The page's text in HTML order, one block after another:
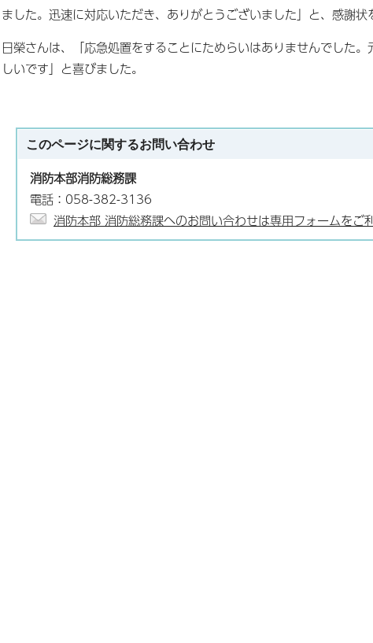
ました。迅速に対応いただき、ありがとうございました」と、感謝状
日榮さんは、「応急処置をすることにためらいはありませんでした
しいです」と喜びました。
このページに関するお問い合わせ
消防本部消防総務課
電話：058-382-3136
消防本部 消防総務課へのお問い合わせは専用フォームをご